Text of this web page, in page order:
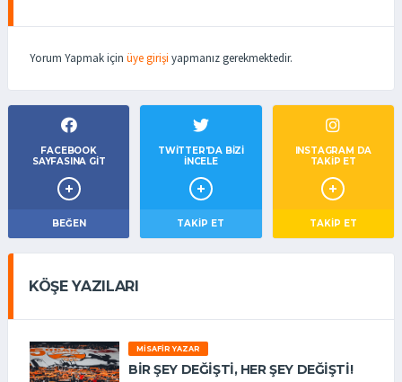
Yorum Yapmak için üye girişi yapmanız gerekmektedir.
FACEBOOK
SAYFASINA GIT
BEĞEN
TWITTER'DA BIZI
İNCELE
TAKIP ET
INSTAGRAM DA
TAKİP ET
TAKİP ET
KÖŞE YAZILARI
MISAFIR YAZAR
BIR ŞEY DEĞIŞTI, HER ŞEY DEĞIŞTI!